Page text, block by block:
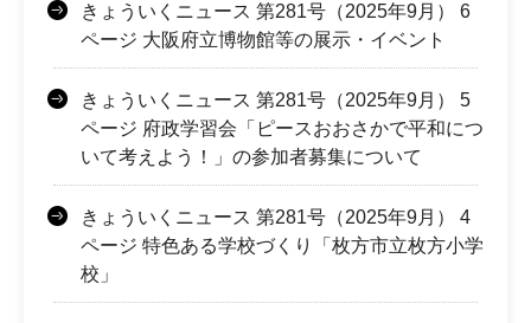
きょういくニュース 第281号（2025年9月） 6
ページ 大阪府立博物館等の展示・イベント
きょういくニュース 第281号（2025年9月） 5
ページ 府政学習会「ピースおおさかで平和につ
いて考えよう！」の参加者募集について
きょういくニュース 第281号（2025年9月） 4
ページ 特色ある学校づくり「枚方市立枚方小学
校」